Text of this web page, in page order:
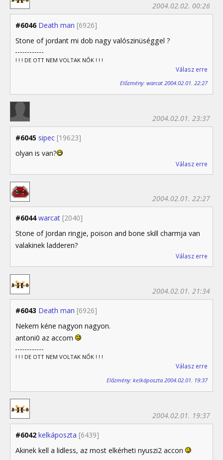
#6046 Death man [6926]
2004.02.02. 00:26
Stone of jordant mi dob nagy valószinüséggel ?
! ! ! DE OTT NEM VOLTAK NŐK ! ! !
Válasz erre
Előzmény: warcat 2004.02.01. 22:27
#6045 sipec [19623]
2004.02.01. 23:37
olyan is van?
Válasz erre
#6044 warcat [2040]
2004.02.01. 22:27
Stone of Jordan ringje, poison and bone skill charmja van
valakinek ladderen?
Válasz erre
#6043 Death man [6926]
2004.02.01. 21:34
Nekem kéne nagyon nagyon.
antoni0 az accom
! ! ! DE OTT NEM VOLTAK NŐK ! ! !
Válasz erre
Előzmény: kelkáposzta 2004.02.01. 19:37
#6042 kelkáposzta [6439]
2004.02.01. 19:37
Akinek kell a lidless, az most elkérheti nyuszi2 accon